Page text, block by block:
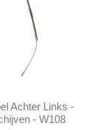
Achter Links -
- W108